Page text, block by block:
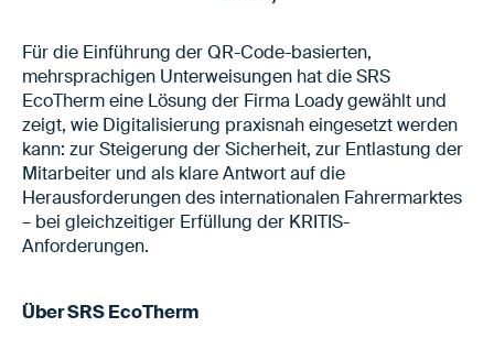
Für die Einführung der QR-Code-basierten,
mehrsprachigen Unterweisungen hat die SRS
EcoTherm eine Lösung der Firma Loady gewählt und
zeigt, wie Digitalisierung praxisnah eingesetzt werden
kann: zur Steigerung der Sicherheit, zur Entlastung der
Mitarbeiter und als klare Antwort auf die
Herausforderungen des internationalen Fahrermarktes
– bei gleichzeitiger Erfüllung der KRITIS-
Anforderungen.
Über SRS EcoTherm